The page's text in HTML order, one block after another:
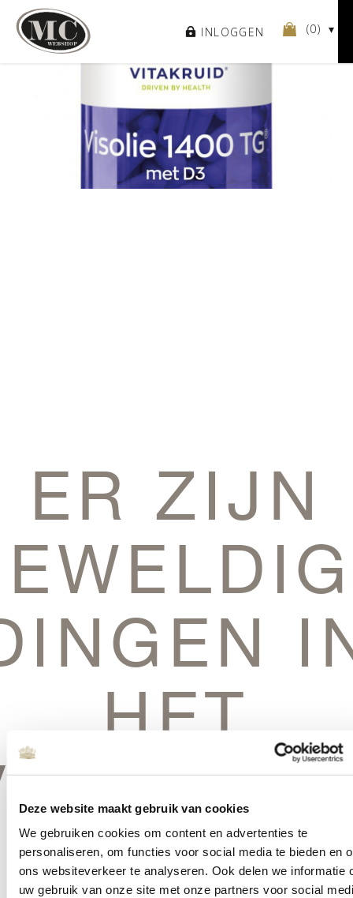
Deze website maakt gebruik van cookies
We gebruiken cookies om content en advertenties te
personaliseren, om functies voor social media te bieden en
ons websiteverkeer te analyseren. Ook delen we informatie
uw gebruik van onze site met onze partners voor social
INLOGGEN (0)
ER ZIJN
HET
Er is iets moois in het vooruitzicht! Onze winkel wordt momenteel
gebouwd en zal binnenkort online komen!